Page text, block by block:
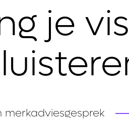
je
merkadviesgesprek